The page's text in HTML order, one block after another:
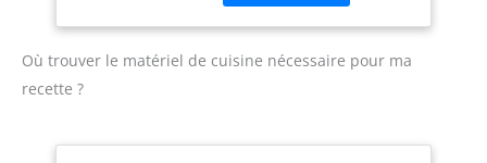
Où trouver le matériel de cuisine nécessaire pour ma
recette ?